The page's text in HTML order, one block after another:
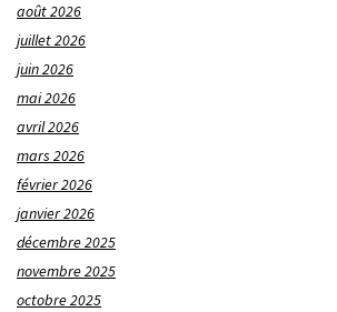
août 2026
juillet 2026
juin 2026
mai 2026
avril 2026
mars 2026
février 2026
janvier 2026
décembre 2025
novembre 2025
octobre 2025